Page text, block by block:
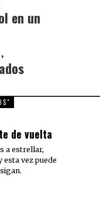
en un
de vuelta
a estrellar,
esta vez puede